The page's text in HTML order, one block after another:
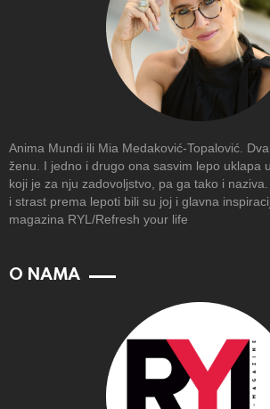
Anima Mundi ili Mia Medaković-Topalović.
ženu. I jedno i drugo ona sasvim lepo uklapa
koji je za nju zadovoljstvo, pa ga tako i
i strast prema lepoti bili su joj i glavna
magazina RYL/Refresh your life
O NAMA